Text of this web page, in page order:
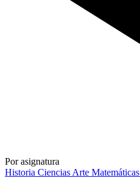
Por asignatura
Historia Ciencias Arte Matemáticas